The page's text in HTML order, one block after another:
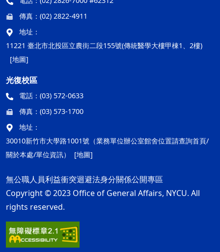
傳真： (02) 2822-4911
地址：
11221 臺北市北投區立農街二段155號(傳統醫學大樓甲棟1、2樓)
[地圖]
光復校區
電話： (03) 572-0633
傳真： (03) 573-1700
地址：
30010新竹市大學路1001號（業務單位辦公室館舍位置請查詢首頁/
關於本處/單位資訊）
[地圖]
無公職人員利益衝突迴避法身分關係公開專區
Copyright © 2023 Office of General Affairs, NYCU. All
rights reserved.